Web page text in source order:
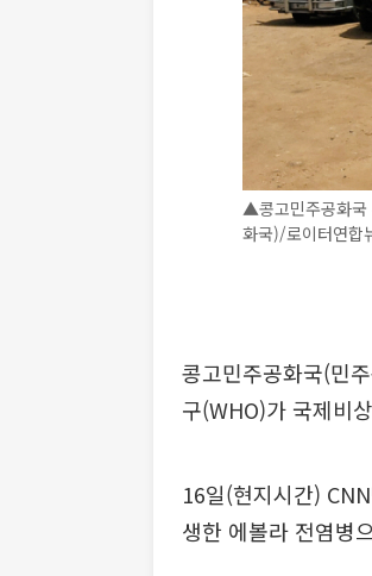
▲콩고민주공화국
화국)/로이터연합
콩고민주공화국(민
구(WHO)가 국제비
16일(현지시간)
생한 에볼라 전염병